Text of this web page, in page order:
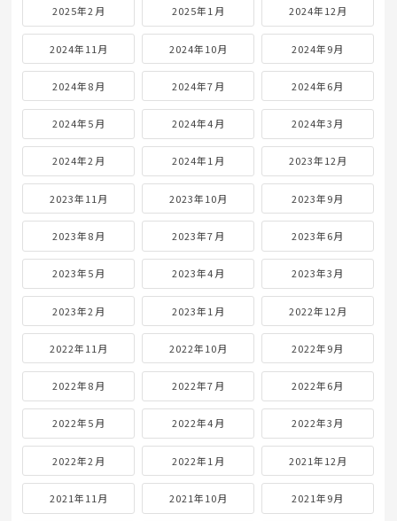
2025年2月 2025年1月 2024年12月
2024年11月 2024年10月 2024年9月
2024年8月 2024年7月 2024年6月
2024年5月 2024年4月 2024年3月
2024年2月 2024年1月 2023年12月
2023年11月 2023年10月 2023年9月
2023年8月 2023年7月 2023年6月
2023年5月 2023年4月 2023年3月
2023年2月 2023年1月 2022年12月
2022年11月 2022年10月 2022年9月
2022年8月 2022年7月 2022年6月
2022年5月 2022年4月 2022年3月
2022年2月 2022年1月 2021年12月
2021年11月 2021年10月 2021年9月